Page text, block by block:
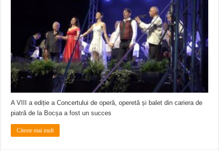
A VIII a ediție a Concertului de operă, operetă și balet din cariera de
piatră de la Bocșa a fost un succes
Citeste mai mult